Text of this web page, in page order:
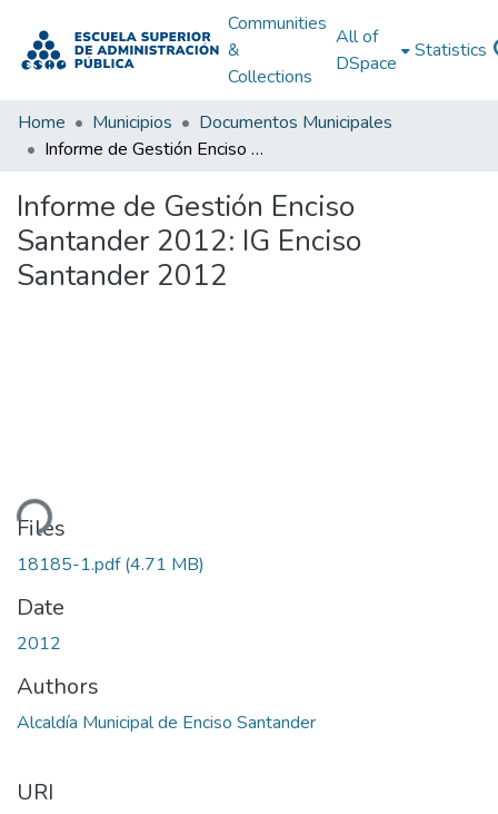
Communities
&
Collections
All of
DSpace
Statistics
Home Municipios
Documentos Municipales
Informe de Gestión Enciso Santander 2012: IG Enciso Santander 2012
Informe de Gestión Enciso
Santander 2012: IG Enciso
Santander 2012
Files
18185-1.pdf(4.71 MB)
Date
2012
Authors
Alcaldía Municipal de Enciso Santander
URI